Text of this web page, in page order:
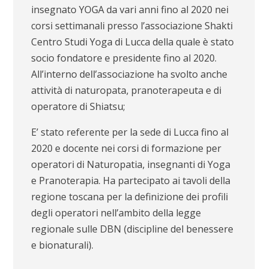
insegnato YOGA da vari anni fino al 2020 nei
corsi settimanali presso l’associazione Shakti
Centro Studi Yoga di Lucca della quale è stato
socio fondatore e presidente fino al 2020.
All’interno dell’associazione ha svolto anche
attività di naturopata, pranoterapeuta e di
operatore di Shiatsu;
E’ stato referente per la sede di Lucca fino al
2020 e docente nei corsi di formazione per
operatori di Naturopatia, insegnanti di Yoga
e Pranoterapia. Ha partecipato ai tavoli della
regione toscana per la definizione dei profili
degli operatori nell’ambito della legge
regionale sulle DBN (discipline del benessere
e bionaturali).